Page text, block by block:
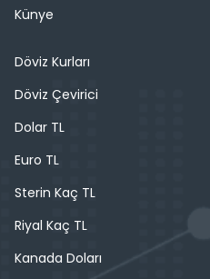
Künye
Döviz Kurları
Döviz Çevirici
Dolar TL
Euro TL
Sterin Kaç TL
Riyal Kaç TL
Kanada Doları